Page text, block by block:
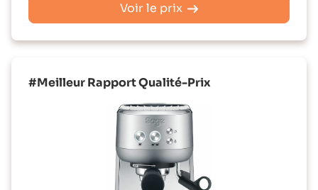
Voir le prix
#Meilleur Rapport Qualité-Prix